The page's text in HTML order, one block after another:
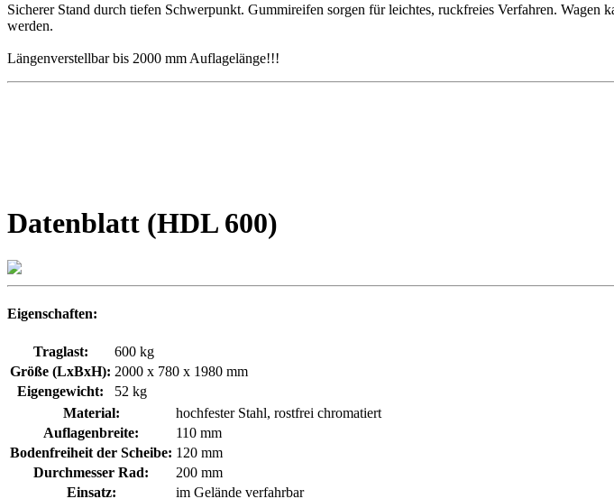
Sicherer Stand durch tiefen Schwerpunkt. Gummireifen sorgen für leichtes, ruckfreies Verfahren.
werden.
Längenverstellbar bis 2000 mm Auflagelänge!!!
Datenblatt (HDL 600)
Eigenschaften:
Traglast:
600 kg
Größe (LxBxH): 2000 x 780 x 1980 mm
Eigengewicht:
52 kg
Material:
hochfester Stahl, rostfrei chromatiert
Auflagenbreite:
110 mm
Bodenfreiheit der Scheibe: 120 mm
Durchmesser Rad:
200 mm
Einsatz:
im Gelände verfahrbar